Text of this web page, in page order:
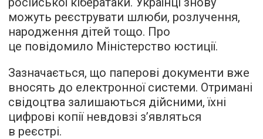
можуть реєструвати шлюби, розлучення,
народження дітей тощо. Про
це повідомило Міністерство юстиції.
Зазначається, що паперові документи вже
вносять до електронної системи. Отримані
свідоцтва залишаються дійсними, їхні
цифрові копії невдовзі з’являться
в реєстрі.